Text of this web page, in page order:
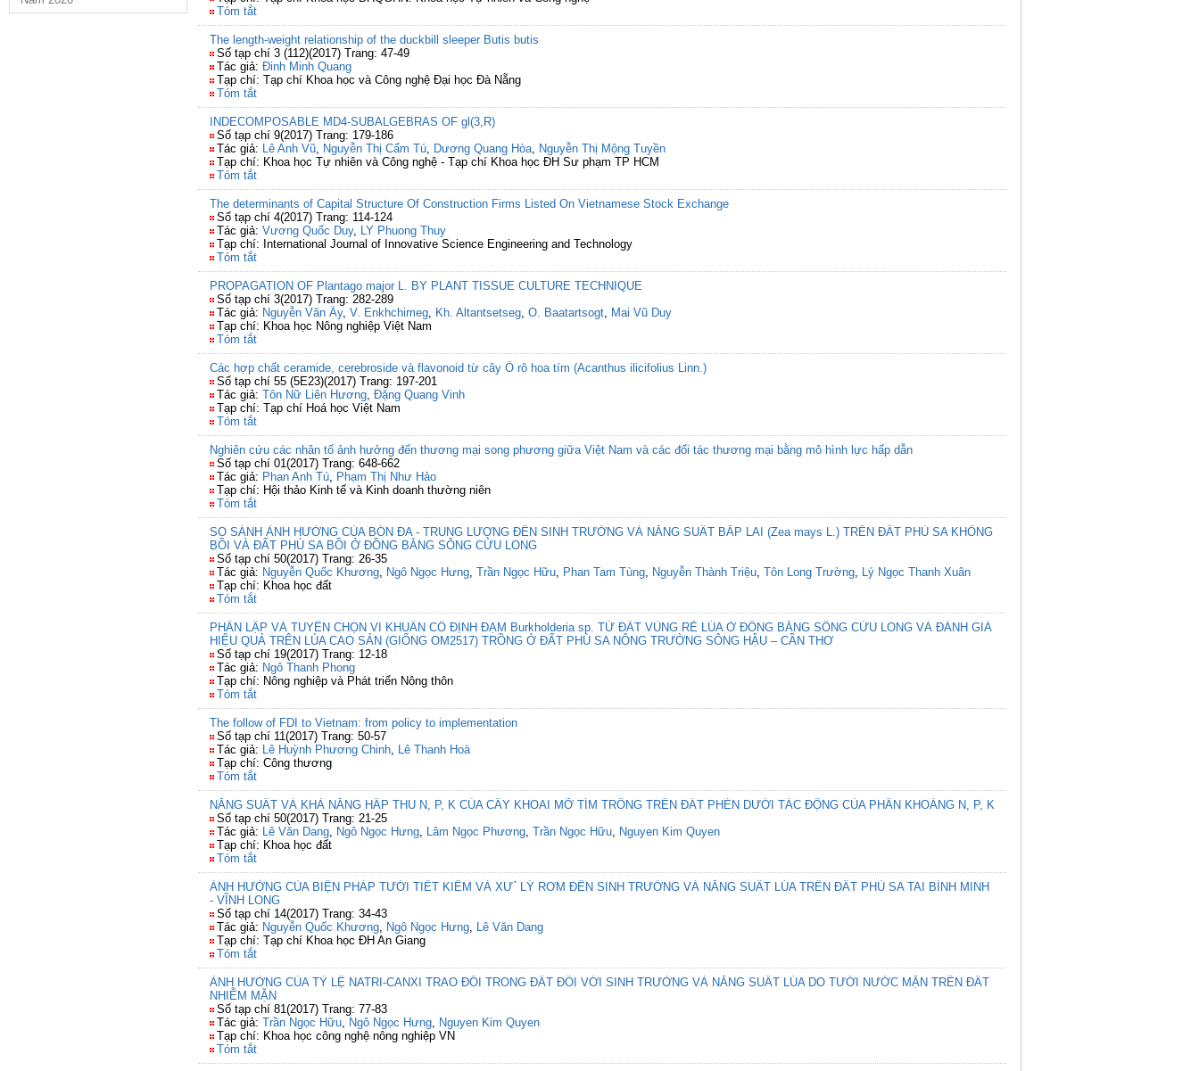
Tóm tắt
The length-weight relationship of the duckbill sleeper Butis butis
Số tạp chí 3 (112)(2017) Trang: 47-49
Tác giả: Đinh Minh Quang
Tạp chí: Tạp chí Khoa học và Công nghệ Đại học Đà Nẵng
Tóm tắt
INDECOMPOSABLE MD4-SUBALGEBRAS OF gl(3,R)
Số tạp chí 9(2017) Trang: 179-186
Tác giả: Lê Anh Vũ, Nguyễn Thị Cẩm Tú, Dương Quang Hòa, Nguyễn Thị Mộng Tuyền
Tạp chí: Khoa học Tự nhiên và Công nghệ - Tạp chí Khoa học ĐH Sư phạm TP HCM
Tóm tắt
The determinants of Capital Structure Of Construction Firms Listed On Vietnamese Stock Exchange
Số tạp chí 4(2017) Trang: 114-124
Tác giả: Vương Quốc Duy, LY Phuong Thuy
Tạp chí: International Journal of Innovative Science Engineering and Technology
Tóm tắt
PROPAGATION OF Plantago major L. BY PLANT TISSUE CULTURE TECHNIQUE
Số tạp chí 3(2017) Trang: 282-289
Tác giả: Nguyễn Văn Ây, V. Enkhchimeg, Kh. Altantsetseg, O. Baatartsogt, Mai Vũ Duy
Tạp chí: Khoa học Nông nghiệp Việt Nam
Tóm tắt
Các hợp chất ceramide, cerebroside và flavonoid từ cây Ô rô hoa tím (Acanthus ilicifolius Linn.)
Số tạp chí 55 (5E23)(2017) Trang: 197-201
Tác giả: Tôn Nữ Liên Hương, Đặng Quang Vinh
Tạp chí: Tạp chí Hoá học Việt Nam
Tóm tắt
Nghiên cứu các nhân tố ảnh hưởng đến thương mại song phương giữa Việt Nam và các đối tác thương mại bằng mô hình lực hấp dẫn
Số tạp chí 01(2017) Trang: 648-662
Tác giả: Phan Anh Tú, Phạm Thị Như Hảo
Tạp chí: Hội thảo Kinh tế và Kinh doanh thường niên
Tóm tắt
SO SÁNH ẢNH HƯỞNG CỦA BÓN ĐA - TRUNG LƯỢNG ĐẾN SINH TRƯỞNG VÀ NĂNG SUẤT BẮP LAI (Zea mays L.) TRÊN ĐẤT PHÙ SA KHÔNG
BỒI VÀ ĐẤT PHÙ SA BỒI Ở ĐỒNG BẰNG SÔNG CỬU LONG
Số tạp chí 50(2017) Trang: 26-35
Tác giả: Nguyễn Quốc Khương, Ngô Ngọc Hưng, Trần Ngọc Hữu, Phan Tam Tùng, Nguyễn Thành Triệu, Tôn Long Trường, Lý Ngọc Thanh Xuân
Tạp chí: Khoa học đất
Tóm tắt
PHÂN LẬP VÀ TUYỂN CHỌN VI KHUẨN CỐ ĐỊNH ĐẠM Burkholderia sp. TỪ ĐẤT VÙNG RỄ LÚA Ở ĐỒNG BẰNG SÔNG CỬU LONG VÀ ĐÁNH GIÁ
HIỆU QUẢ TRÊN LÚA CAO SẢN (GIỐNG OM2517) TRỒNG Ở ĐẤT PHÙ SA NÔNG TRƯỜNG SÔNG HẬU – CẦN THƠ
Số tạp chí 19(2017) Trang: 12-18
Tác giả: Ngô Thanh Phong
Tạp chí: Nông nghiệp và Phát triển Nông thôn
Tóm tắt
The follow of FDI to Vietnam: from policy to implementation
Số tạp chí 11(2017) Trang: 50-57
Tác giả: Lê Huỳnh Phương Chinh, Lê Thanh Hoà
Tạp chí: Công thương
Tóm tắt
NĂNG SUẤT VÀ KHẢ NĂNG HẤP THU N, P, K CỦA CÂY KHOAI MỠ TÍM TRỒNG TRÊN ĐÁT PHÈN DƯỚI TÁC ĐỘNG CỦA PHÂN KHOÁNG N, P, K
Số tạp chí 50(2017) Trang: 21-25
Tác giả: Lê Văn Dang, Ngô Ngọc Hưng, Lâm Ngọc Phương, Trần Ngọc Hữu, Nguyen Kim Quyen
Tạp chí: Khoa học đất
Tóm tắt
ẢNH HƯỞNG CỦA BIỆN PHÁP TƯỚI TIẾT KIÊM VÀ XƯ ̉ LÝ RƠM ĐẾN SINH TRƯỞNG VÀ NĂNG SUẤT LÚA TRÊN ĐẤT PHÙ SA TAI BÌNH MINH
- VĨNH LONG
Số tạp chí 14(2017) Trang: 34-43
Tác giả: Nguyễn Quốc Khương, Ngô Ngọc Hưng, Lê Văn Dang
Tạp chí: Tạp chí Khoa học ĐH An Giang
Tóm tắt
ẢNH HƯỞNG CỦA TỶ LỆ NATRI-CANXI TRAO ĐỔI TRONG ĐẤT ĐỐI VỚI SINH TRƯỞNG VÀ NĂNG SUẤT LÚA DO TƯỚI NƯỚC MẶN TRÊN ĐẤT
NHIỄM MẶN
Số tạp chí 81(2017) Trang: 77-83
Tác giả: Trần Ngọc Hữu, Ngô Ngọc Hưng, Nguyen Kim Quyen
Tạp chí: Khoa học công nghệ nông nghiệp VN
Tóm tắt